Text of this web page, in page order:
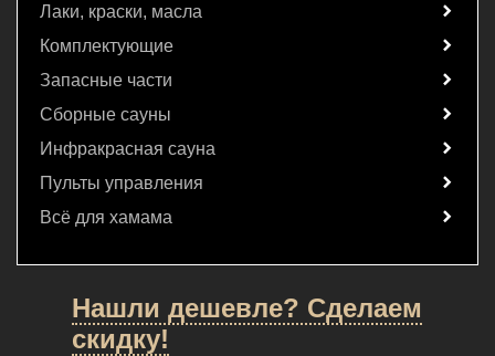
Лаки, краски, масла
Комплектующие
Запасные части
Сборные сауны
Инфракрасная сауна
Пульты управления
Всё для хамама
Нашли дешевле? Сделаем
скидку!